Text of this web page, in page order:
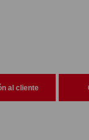
al cliente